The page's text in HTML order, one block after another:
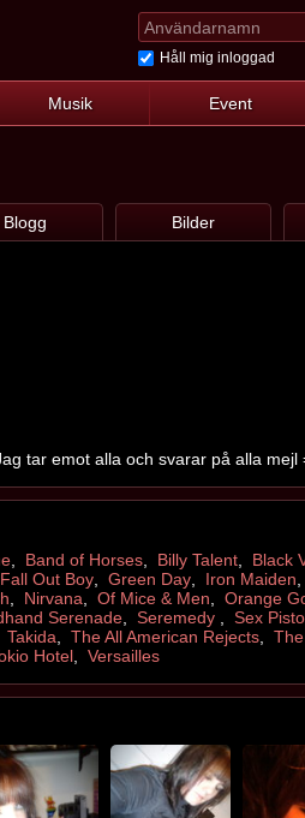
Håll mig inloggad
Musik Event
Blogg Bilder
tar emot alla och svarar på alla mejl
, Band of Horses, Billy Talent, Black
Fall Out Boy, Green Day, Iron Maiden
Nirvana Of Mice & Men Orange
Serenade Seremedy Sex
Takida The All American Rejects
Hotel Versailles